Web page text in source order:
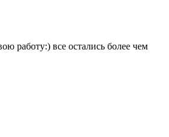
работу:) все остались более чем